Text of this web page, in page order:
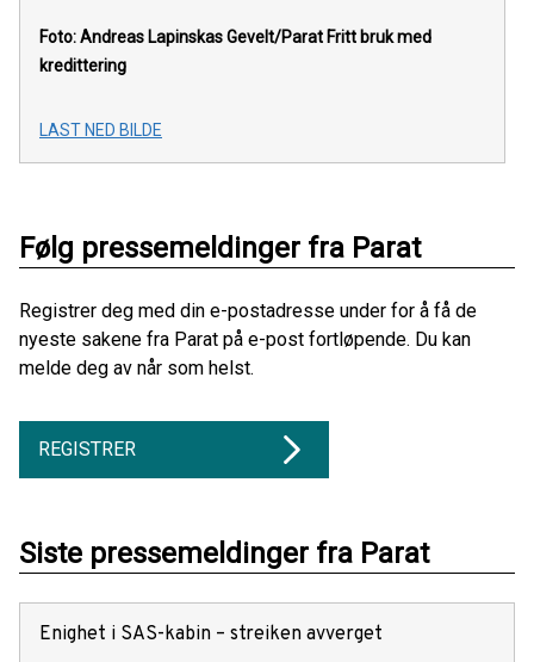
Foto: Andreas Lapinskas Gevelt/Parat Fritt bruk med
kredittering
LAST NED BILDE
Følg pressemeldinger fra Parat
Registrer deg med din e-postadresse under for å få de
nyeste sakene fra Parat på e-post fortløpende. Du kan
melde deg av når som helst.
REGISTRER
Siste pressemeldinger fra Parat
Enighet i SAS-kabin – streiken avverget